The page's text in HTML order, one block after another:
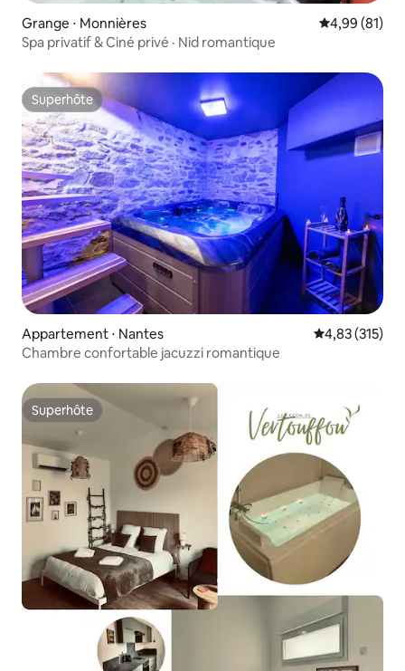
Grange ⋅ Monnières Évaluation
4,99 (81)
Spa privatif & Ciné privé · Nid romantique
Superhôte
Superhôte
Appartement ⋅ Nantes Évaluation
4,83 (315)
Chambre confortable jacuzzi romantique
Superhôte
Superhôte